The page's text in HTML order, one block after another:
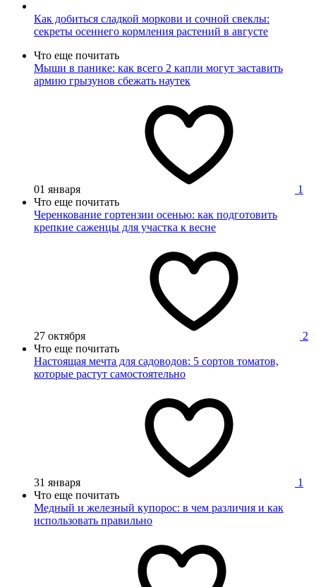
Как добиться сладкой моркови и сочной свеклы:
секреты осеннего кормления растений в августе
Что еще почитать
Мыши в панике: как всего 2 капли могут заставить
армию грызунов сбежать наутек
01 января
1
Что еще почитать
Черенкование гортензии осенью: как подготовить
крепкие саженцы для участка к весне
27 октября
2
Что еще почитать
Настоящая мечта для садоводов: 5 сортов томатов,
которые растут самостоятельно
31 января
1
Что еще почитать
Медный и железный купорос: в чем различия и как
использовать правильно